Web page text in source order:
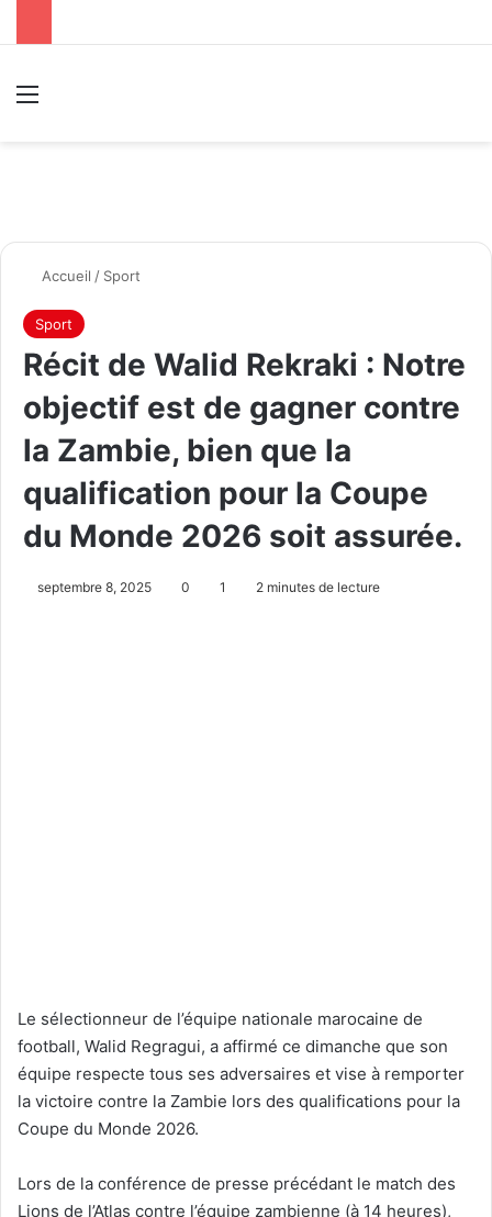
Accueil / Sport
Sport
Récit de Walid Rekraki : Notre
objectif est de gagner contre
la Zambie, bien que la
qualification pour la Coupe
du Monde 2026 soit assurée.
septembre 8, 2025 0 1 2 minutes de lecture
Le sélectionneur de l’équipe nationale marocaine de
football, Walid Regragui, a affirmé ce dimanche que son
équipe respecte tous ses adversaires et vise à remporter
la victoire contre la Zambie lors des qualifications pour la
Coupe du Monde 2026.
Lors de la conférence de presse précédant le match des
Lions de l’Atlas contre l’équipe zambienne (à 14 heures),